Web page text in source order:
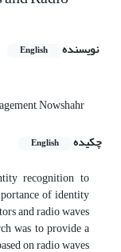
نویسنده English
Nowshahr
چکیده
English
recognition to
of identity
and radio waves
was to provide a
on radio waves